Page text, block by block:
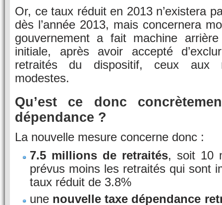
Or, ce taux réduit en 2013 n’existera
dès l’année 2013, mais concernera
gouvernement a fait machine
initiale, après avoir accepté
retraités du dispositif, ceux aux
modestes.
Qu’est ce donc
dépendance ?
La nouvelle mesure concerne donc :
7.5 millions de retraités, soit 10
prévus moins les retraités qui sont
taux réduit de 3.8%
une nouvelle taxe dépendance